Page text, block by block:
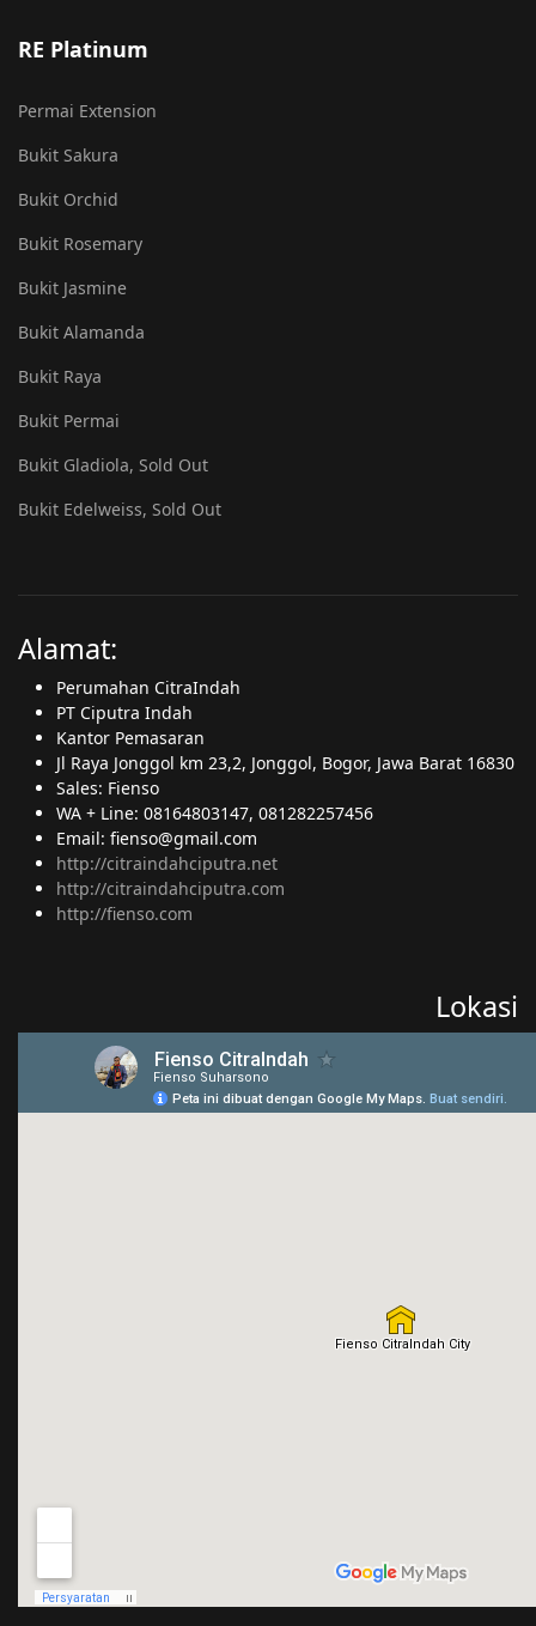
RE Platinum
Permai Extension
Bukit Sakura
Bukit Orchid
Bukit Rosemary
Bukit Jasmine
Bukit Alamanda
Bukit Raya
Bukit Permai
Bukit Gladiola, Sold Out
Bukit Edelweiss, Sold Out
Alamat:
Perumahan CitraIndah
PT Ciputra Indah
Kantor Pemasaran
Jl Raya Jonggol km 23,2, Jonggol, Bogor, Jawa Barat 16830
Sales: Fienso
WA + Line: 08164803147, 081282257456
Email: fienso@gmail.com
http://citraindahciputra.net
http://citraindahciputra.com
http://fienso.com
Lokasi